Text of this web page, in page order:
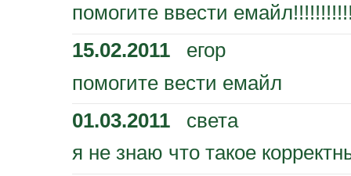
помогите ввести
15.02.2011 егор
помогите вести емайл
01.03.2011 света
я не знаю что такое